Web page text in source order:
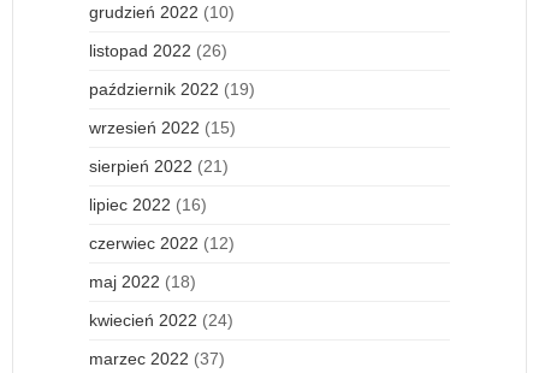
grudzień 2022 (10)
listopad 2022 (26)
październik 2022 (19)
wrzesień 2022 (15)
sierpień 2022 (21)
lipiec 2022 (16)
czerwiec 2022 (12)
maj 2022 (18)
kwiecień 2022 (24)
marzec 2022 (37)